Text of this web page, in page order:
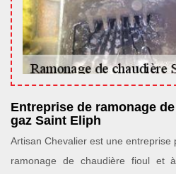
Entreprise de ramonage
gaz Saint Eliph
Artisan Chevalier est une entreprise
ramonage de chaudière fioul et